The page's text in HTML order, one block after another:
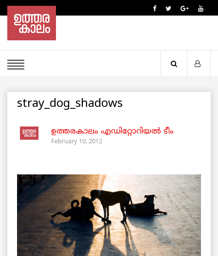
stray_dog_shadows
ഉത്തരകാലം എഡിറ്റോറിയല്‍ ടീം
February 10, 2012